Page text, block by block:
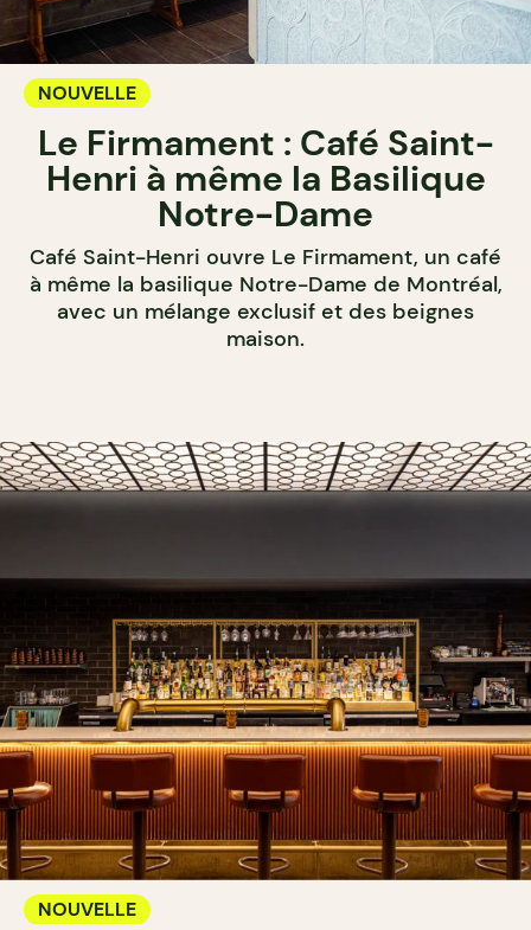
NOUVELLE
Le Firmament : Café Saint-
Henri à même la Basilique
Notre-Dame
Café Saint-Henri ouvre Le Firmament, un café
à même la basilique Notre-Dame de Montréal,
avec un mélange exclusif et des beignes
maison.
NOUVELLE